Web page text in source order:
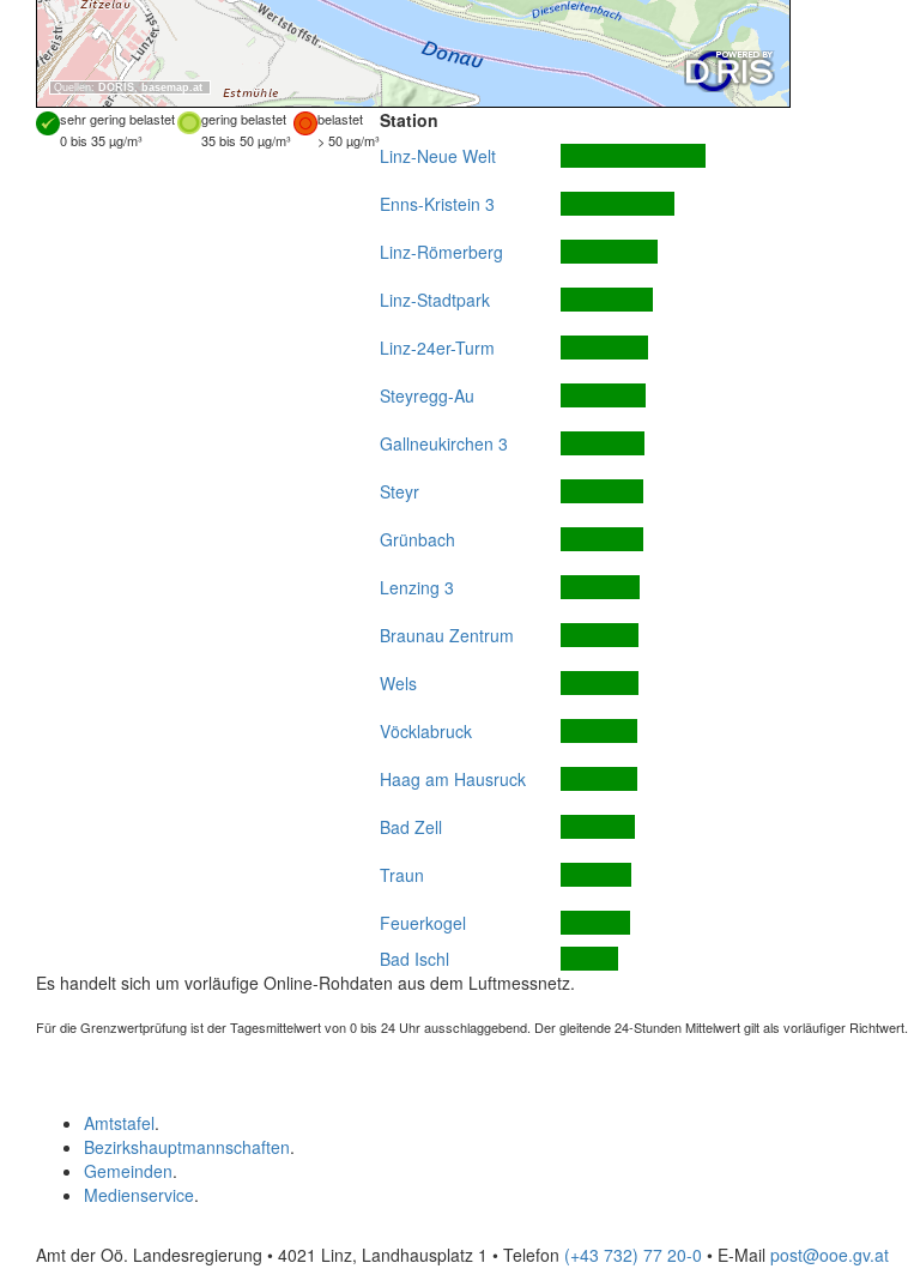
Quellen: DORIS, basemap.at
sehr gering belastet gering belastet
belastet
0 bis 35 µg/m³
35 bis 50 µg/m³ > 50 µg/m³
Station
Linz-Neue Welt
Enns-Kristein 3
Linz-Römerberg
Linz-Stadtpark
Linz-24er-Turm
Steyregg-Au
Gallneukirchen 3
Steyr
Grünbach
Lenzing 3
Braunau Zentrum
Wels
Vöcklabruck
Haag am Hausruck
Bad Zell
Traun
Feuerkogel
Bad Ischl
Es handelt sich um vorläufige Online-Rohdaten aus dem Luftmessnetz.
Für die Grenzwertprüfung ist der Tagesmittelwert von 0 bis 24 Uhr ausschlaggebend. Der gleitende 24-Stunden Mittelwert gilt als vorläufiger Richtwert.
Amtstafel.
Bezirkshauptmannschaften.
Gemeinden.
Medienservice.
Amt der Oö. Landesregierung • 4021 Linz, Landhausplatz 1 • Telefon (+43 732) 77 20-0 • E-Mail post@ooe.gv.at